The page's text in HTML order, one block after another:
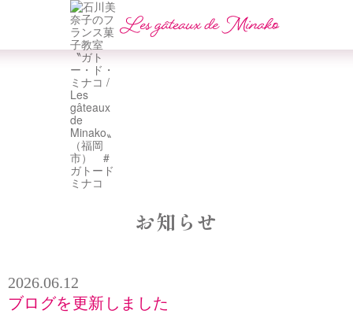
お知らせ
2026.06.12
ブログを更新しました